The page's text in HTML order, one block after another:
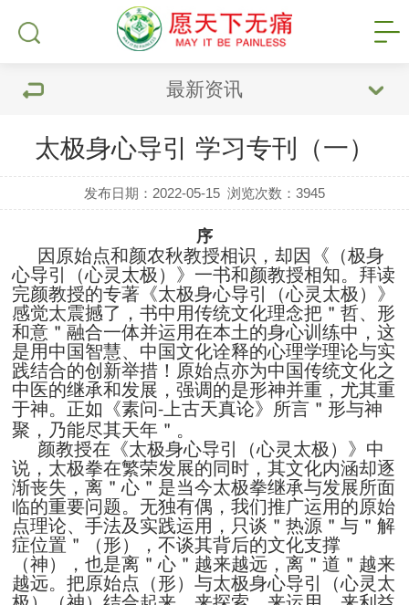
最新资讯
太极身心导引 学习专刊（一）
发布日期：2022-05-15 浏览次数：3945
序
因原始点和颜农秋教授相识，却因《（极身
心导引（心灵太极）》一书和颜教授相知。拜读
完颜教授的专著《太极身心导引（心灵太极）》
感觉太震撼了，书中用传统文化理念把＂哲、形
和意＂融合一体并运用在本土的身心训练中，这
是用中国智慧、中国文化诠释的心理学理论与实
践结合的创新举措！原始点亦为中国传统文化之
中医的继承和发展，强调的是形神并重，尤其重
于神。正如
《素问- 上古天真论》 所言＂形与神
聚，乃能尽其天年＂。
颜教授在《太极身心导引（心灵太极）》中
说，太极拳在繁荣发展的同时，其文化内涵却逐
渐丧失，离＂心＂是当今太极拳继承与发展所面
临的重要问题。无独有偶，我们推广运用的原始
点理论、手法及实践运用，只谈＂热源＂与＂解
症位置＂（形），不谈其背后的文化支撑
（神），也是离＂心＂越来越远，离＂道＂越来
越远。把原始点（形）与太极身心导引（心灵太